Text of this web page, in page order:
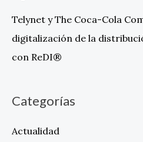
Telynet y The Coca-Cola
digitalización de la
con ReDI®
Categorías
Actualidad